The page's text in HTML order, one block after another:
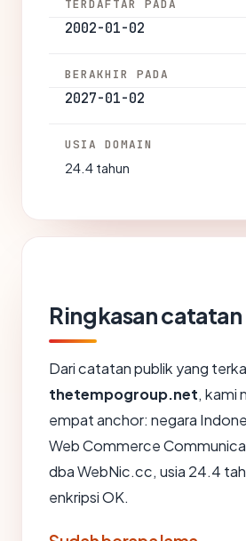
TERDAFTAR PADA
2002-01-02
BERAKHIR PADA
2027-01-02
USIA DOMAIN
24.4 tahun
Ringkasan
Dari catatan publik yang
thetempogroup.net, kami
empat anchor: negara
Web Commerce
dba WebNic.cc, usia 24.4
enkripsi OK.